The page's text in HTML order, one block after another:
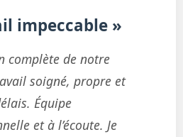
impeccable »
complète de notre
soigné, propre et
Équipe
et à l’écoute. Je